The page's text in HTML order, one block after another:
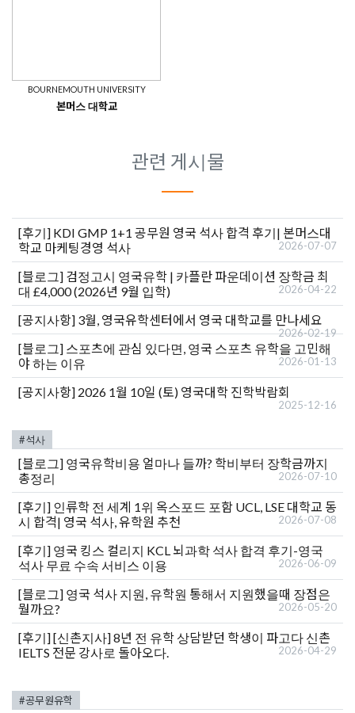
BOURNEMOUTH UNIVERSITY
본머스 대학교
관련 게시물
[후기] KDI GMP 1+1 공무원 영국 석사 합격 후기| 본머스대
학교 마케팅경영 석사
2026-07-07
[블로그] 검정고시 영국유학 | 카플란 파운데이션 장학금 최
대 £4,000 (2026년 9월 입학)
2026-04-22
[공지사항] 3월, 영국유학센터에서 영국 대학교를 만나세요
2026-02-19
[블로그] 스포츠에 관심 있다면, 영국 스포츠 유학을 고민해
야 하는 이유
2026-01-13
[공지사항] 2026 1월 10일 (토) 영국대학 진학박람회
2025-12-16
#석사
[블로그] 영국유학비용 얼마나 들까? 학비부터 장학금까지
총정리
2026-07-10
[후기] 인류학 전 세계 1위 옥스포드 포함 UCL, LSE 대학교 동
시 합격| 영국 석사, 유학원 추천
2026-07-08
[후기] 영국 킹스 컬리지 KCL 뇌과학 석사 합격 후기-영국
석사 무료 수속 서비스 이용
2026-06-09
[블로그] 영국 석사 지원, 유학원 통해서 지원했을때 장점은
뭘까요?
2026-05-20
[후기][신촌지사] 8년 전 유학 상담받던 학생이 파고다 신촌
IELTS 전문 강사로 돌아오다.
2026-04-29
#공무원유학